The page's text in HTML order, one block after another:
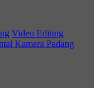
Video Editing
Kamera Padang